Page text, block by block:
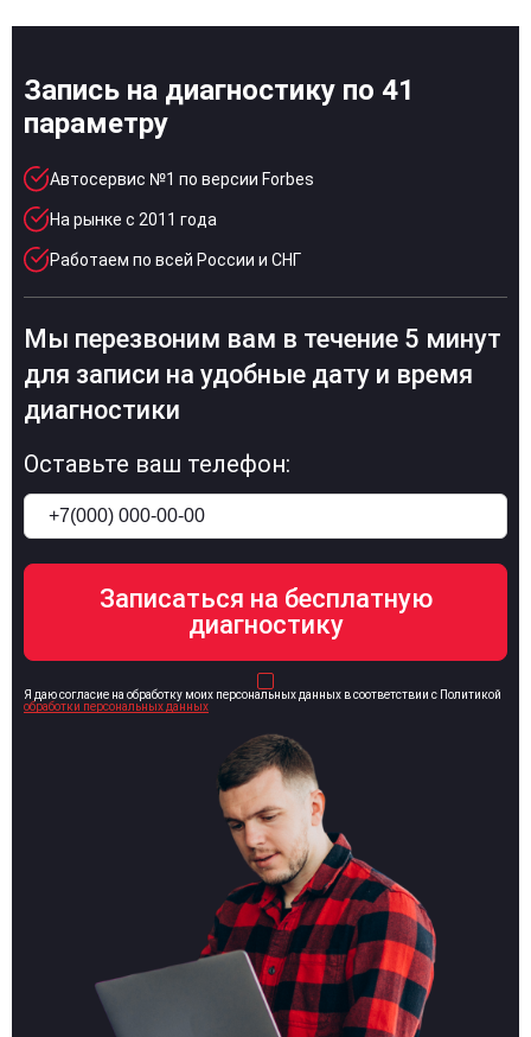
Запись на диагностику по 41
параметру
Автосервис №1 по версии Forbes
На рынке с 2011 года
Работаем по всей России и СНГ
Мы перезвоним вам в течение 5 минут
для записи на удобные дату и время
диагностики
Оставьте ваш телефон:
Я даю согласие на обработку моих персональных данных в соответствии с Политикой
обработки персональных данных